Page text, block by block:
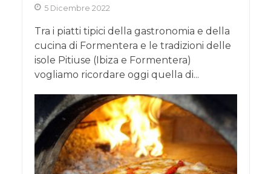
5 Dicembre 2022
Tra i piatti tipici della gastronomia e della
cucina di Formentera e le tradizioni delle
isole Pitiuse (Ibiza e Formentera)
vogliamo ricordare oggi quella di...